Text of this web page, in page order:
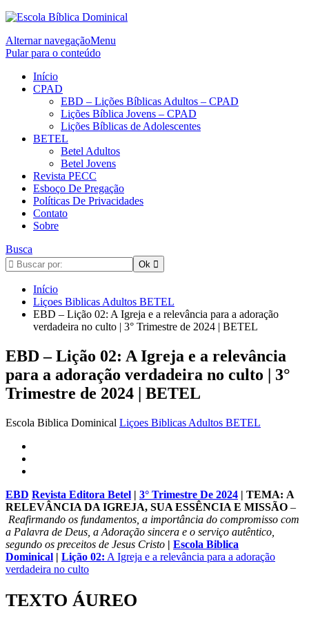
Alternar navegaçãoMenu
Pular para o conteúdo
Início
CPAD
EBD – Lições Bíblicas Adultos – CPAD
Lições Bíblica Jovens – CPAD
Lições Bíblicas de Adolescentes
BETEL
Betel Adultos
Betel Jovens
Revista PECC
Esboço De Pregação
Políticas De Privacidades
Contato
Sobre
Busca
Início
Liçoes Biblicas Adultos BETEL
EBD – Lição 02: A Igreja e a relevância para a adoração
verdadeira no culto | 3° Trimestre de 2024 | BETEL
EBD – Lição 02: A Igreja e a relevância
para a adoração verdadeira no culto | 3°
Trimestre de 2024 | BETEL
Escola Biblica Dominical Liçoes Biblicas Adultos BETEL
EBD Revista Editora Betel | 3° Trimestre De 2024 | TEMA: A
RELEVÂNCIA DA IGREJA, SUA ESSÊNCIA E MISSÃO –
Reafirmando os fundamentos, a importância do compromisso com
a Palavra de Deus, a Adoração sincera e o serviço autêntico,
segundo os preceitos de Jesus Cristo | Escola Biblica
Dominical | Lição 02: A Igreja e a relevância para a adoração
verdadeira no culto
TEXTO ÁUREO